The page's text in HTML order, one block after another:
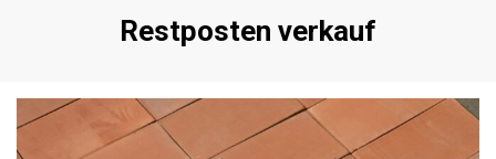
Schlagwort
:
Restposten verkauf